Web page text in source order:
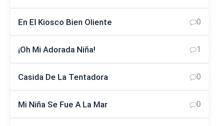
En El Kiosco Bien Oliente 0
¡Oh Mi Adorada Niña! 1
Casida De La Tentadora 0
Mi Niña Se Fue A La Mar 0